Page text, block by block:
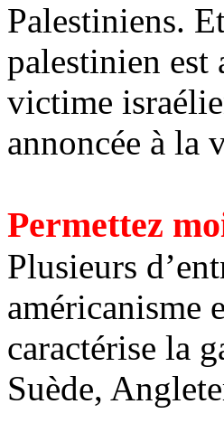
Palestiniens.
palestinien est
victime
annoncée à la
Permettez
Plusieurs
américanisme
caractérise la
Suède,